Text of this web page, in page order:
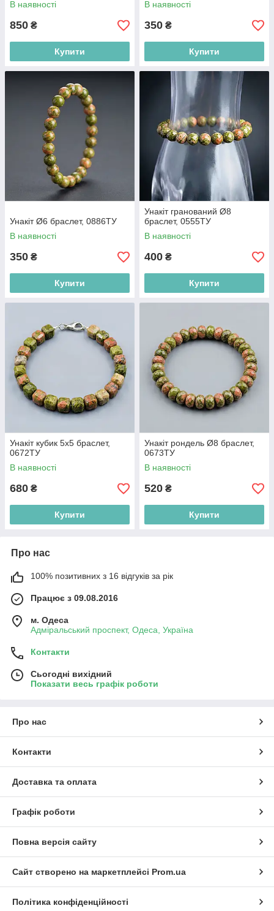
В наявності
850 ₴
Купити
В наявності
350 ₴
Купити
Унакіт Ø6 браслет, 0886ТУ
В наявності
350 ₴
Купити
Унакіт гранований Ø8
браслет, 0555ТУ
В наявності
400 ₴
Купити
Унакіт кубик 5х5 браслет,
0672ТУ
В наявності
680 ₴
Купити
Унакіт рондель Ø8 браслет,
0673ТУ
В наявності
520 ₴
Купити
Про нас
100% позитивних з 16 відгуків за рік
Працює з 09.08.2016
м. Одеса
Адміральський проспект, Одеса, Україна
Контакти
Сьогодні вихідний
Показати весь графік роботи
Про нас
Контакти
Доставка та оплата
Графік роботи
Повна версія сайту
Сайт створено на маркетплейсі Prom.ua
Політика конфіденційності